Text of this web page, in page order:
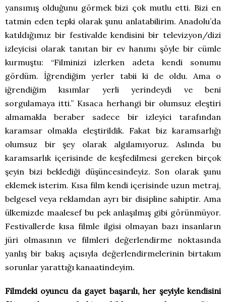
yansımış olduğunu görmek bizi çok mutlu etti. Bizi en
tatmin eden tepki olarak şunu anlatabilirim. Anadolu’da
katıldığımız bir festivalde kendisini bir televizyon/dizi
izleyicisi olarak tanıtan bir ev hanımı şöyle bir cümle
kurmuştu: “Filminizi izlerken adeta kendi sonumu
gördüm. İğrendiğim yerler tabii ki de oldu. Ama o
iğrendiğim kısımlar yerli yerindeydi ve beni
sorgulamaya itti.” Kısaca herhangi bir olumsuz eleştiri
almamakla beraber sadece bir izleyici tarafından
karamsar olmakla eleştirildik. Fakat biz karamsarlığı
olumsuz bir şey olarak algılamıyoruz. Aslında bu
karamsarlık içerisinde de keşfedilmesi gereken birçok
şeyin bizi beklediği düşüncesindeyiz. Son olarak şunu
eklemek isterim. Kısa film kendi içerisinde uzun metraj,
belgesel veya reklamdan ayrı bir disipline sahiptir. Ama
ülkemizde maalesef bu pek anlaşılmış gibi görünmüyor.
Festivallerde kısa filmle ilgisi olmayan bazı insanların
jüri olmasının ve filmleri değerlendirme noktasında
yanlış bir bakış açısıyla değerlendirmelerinin birtakım
sorunlar yarattığı kanaatindeyim.
Filmdeki oyuncu da gayet başarılı, her şeyiyle kendisini